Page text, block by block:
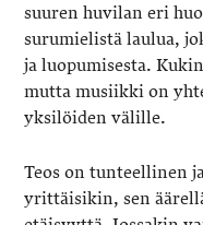
suuren huvilan eri
surumielistä laulua,
ja luopumisesta.
mutta musiikki on
yksilöiden välille.
Teos on tunteellinen
yrittäisikin, sen